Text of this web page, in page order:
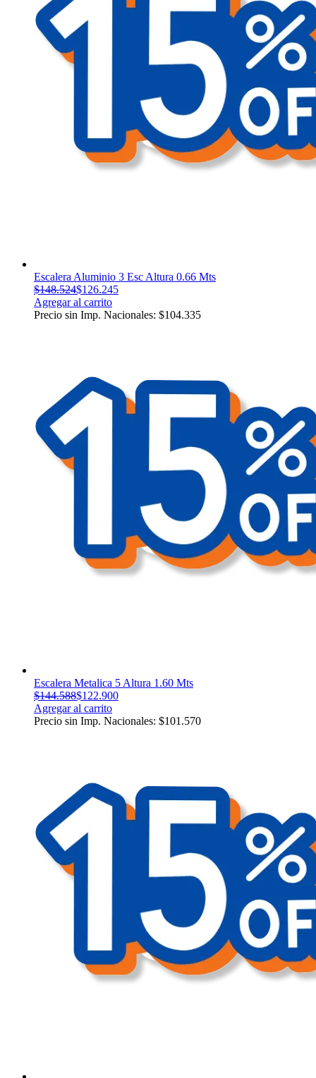
Escalera Aluminio 3 Esc Altura 0.66 Mts
$148.524$126.245
Agregar al carrito
Precio sin Imp. Nacionales: $104.335
Escalera Metalica 5 Altura 1.60 Mts
$144.588$122.900
Agregar al carrito
Precio sin Imp. Nacionales: $101.570